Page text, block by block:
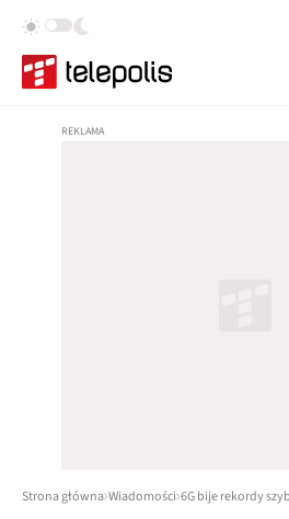
Strona główna Wiadomości